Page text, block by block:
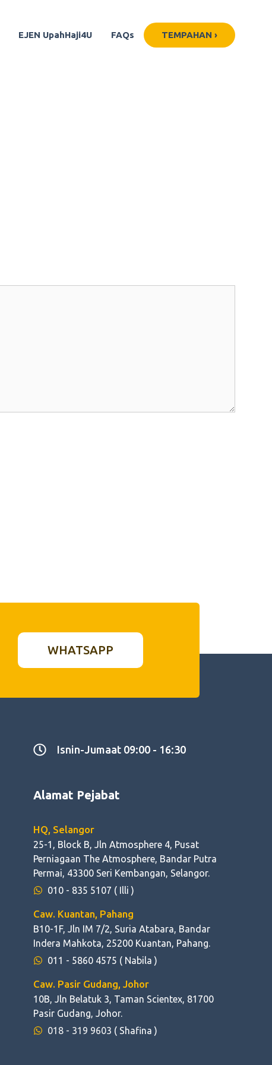
EJEN UpahHaji4U FAQs TEMPAHAN ›
WHATSAPP
Isnin-Jumaat 09:00 - 16:30
Alamat Pejabat
HQ, Selangor
25-1, Block B, Jln Atmosphere 4, Pusat
Perniagaan The Atmosphere, Bandar Putra
Permai, 43300 Seri Kembangan, Selangor.
010 - 835 5107 ( Illi )
Caw. Kuantan, Pahang
B10-1F, Jln IM 7/2, Suria Atabara, Bandar
Indera Mahkota, 25200 Kuantan, Pahang.
011 - 5860 4575 ( Nabila )
Caw. Pasir Gudang, Johor
10B, Jln Belatuk 3, Taman Scientex, 81700
Pasir Gudang, Johor.
018 - 319 9603 ( Shafina )